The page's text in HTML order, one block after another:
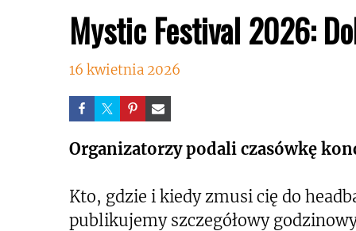
Mystic Festival 2026:
16 kwietnia 2026
Organizatorzy podali czasówkę
Kto, gdzie i kiedy zmusi cię do
publikujemy szczegółowy